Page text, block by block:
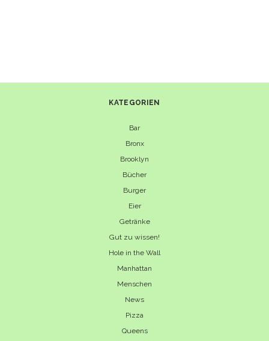
KATEGORIEN
Bar
Bronx
Brooklyn
Bücher
Burger
Eier
Getränke
Gut zu wissen!
Hole in the Wall
Manhattan
Menschen
News
Pizza
Queens